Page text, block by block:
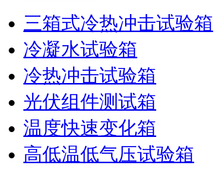
三箱式冷热冲击试验箱
冷凝水试验箱
冷热冲击试验箱
光伏组件测试箱
温度快速变化箱
高低温低气压试验箱